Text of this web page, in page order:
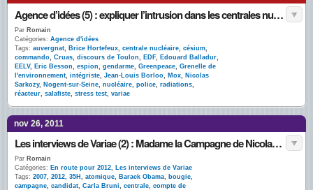
Agence d’idées (5) : expliquer l’intrusion dans les centrales nucléaires
Par Romain
Catégories: Agence d'idées
Tags: auvergnat, Brice Hortefeux, centrale nucléaire, césium,
commando, Cruas, discours de Toulon, EDF, Edouard Balladur,
EELV, Eric Besson, espion, gendarme, Greenpeace, Grenelle de
l'environnement, intégriste, Jean-Louis Borloo, Mox, Nicolas
Sarkozy, Nogent-sur-Seine, nucléaire, police, radiations,
réacteur, salafiste, stress test, variae
nov 26, 2011
Les interviews de Variae (2) : Madame la Campagne de Nicolas Sarkozy
Par Romain
Catégories: En route pour 2012, Les interviews de Variae
Tags: 2007, 2012, 35H , atomique, Barack Obama, bougie,
campagne, candidat, Carla Bruni, centrale, compte de